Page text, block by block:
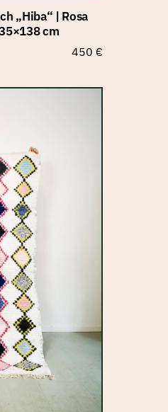
„Hiba“ | Rosa
cm
450 €